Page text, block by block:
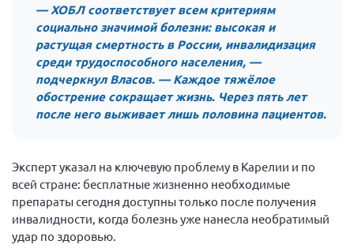
Конференция ОООИБРС 2025
Экспертный совет ОООИБРС 2025
Конференция ОООИБРС 2024
Конференция ОООИБРС 2023
Конференция ОООИБРС 2022
Конференция ВСЭ 2021
Конференция ОООИБРС 2020
Документы съездов
Первый съезд
— ХОБЛ соответствует всем критериям
социально значимой болезни: высокая и
растущая смертность в России, инвалидизация
среди трудоспособного населения, —
подчеркнул Власов. — Каждое тяжёлое
обострение сокращает жизнь. Через пять лет
после него выживает лишь половина пациентов.
Эксперт указал на ключевую проблему в Карелии и по
всей стране: бесплатные жизненно необходимые
препараты сегодня доступны только после получения
инвалидности, когда болезнь уже нанесла необратимый
удар по здоровью.